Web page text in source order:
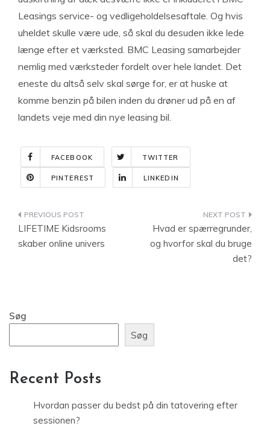
Leasings service- og vedligeholdelsesaftale. Og hvis
uheldet skulle være ude, så skal du desuden ikke lede
længe efter et værksted. BMC Leasing samarbejder
nemlig med værksteder fordelt over hele landet. Det
eneste du altså selv skal sørge for, er at huske at
komme benzin på bilen inden du drøner ud på en af
landets veje med din nye leasing bil.
FACEBOOK TWITTER
PINTEREST LINKEDIN
Indlægsnavigation
LIFETIME Kidsrooms
skaber online univers
Hvad er spærregrunder,
og hvorfor skal du bruge
det?
Søg
Søg
Recent Posts
Hvordan passer du bedst på din tatovering efter
sessionen?